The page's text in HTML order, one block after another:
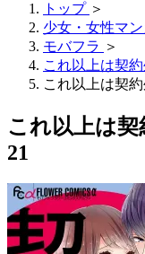
トップ ＞
少女・女性マ
モバフラ ＞
これ以上は契
これ以上は契
これ以上は契
21